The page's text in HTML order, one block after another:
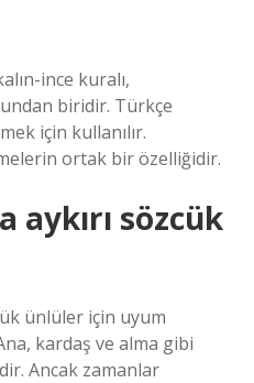
ince kuralı,
biridir. Türkçe
için kullanılır.
ortak bir özelliğidir.
aykırı sözcük
ünlüler için uyum
kardaş ve alma gibi
Ancak zamanlar